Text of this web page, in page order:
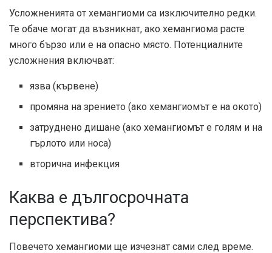
Усложненията от хемангиоми са изключително редки.
Те обаче могат да възникнат, ако хемангиома расте
много бързо или е на опасно място. Потенциалните
усложнения включват:
язва (кървене)
промяна на зрението (ако хемангиомът е на окото)
затруднено дишане (ако хемангиомът е голям и на
гърлото или носа)
вторична инфекция
Каква е дългосрочната
перспектива?
Повечето хемангиоми ще изчезнат сами след време.